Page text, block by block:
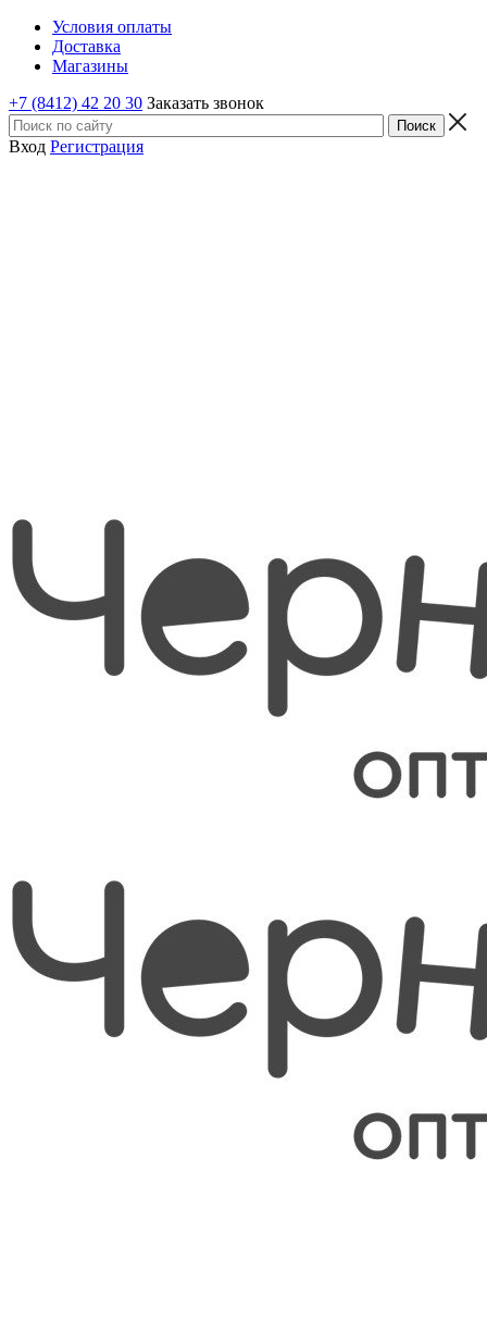
Условия оплаты
Доставка
Магазины
+7 (8412) 42 20 30 Заказать звонок
Вход Регистрация